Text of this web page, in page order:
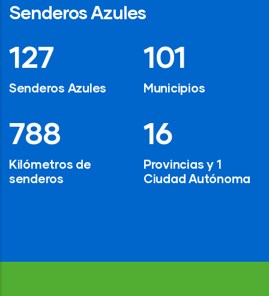
Senderos Azules
194
Senderos Azules
1,200
Kilómetros de
senderos
154
Municipios
24
Provincias y 1
Ciudad Autónoma